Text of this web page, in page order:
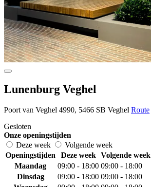
Lunenburg Veghel
Poort van Veghel 4990, 5466 SB Veghel Route
Gesloten
Onze openingstijden
Deze week
Volgende week
Openingstijden
Deze week
Volgende week
Maandag
09:00 - 18:00 09:00 - 18:00
Dinsdag
09:00 - 18:00 09:00 - 18:00